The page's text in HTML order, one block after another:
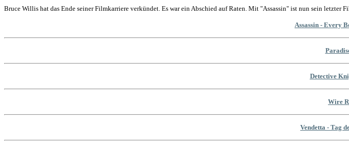
Bruce Willis hat das Ende seiner Filmkarriere verkündet. Es war ein Abschied auf Raten. Mit "Assassin" ist nun sein
Assassin - Every
Detective
Wire
Vendetta - Tag